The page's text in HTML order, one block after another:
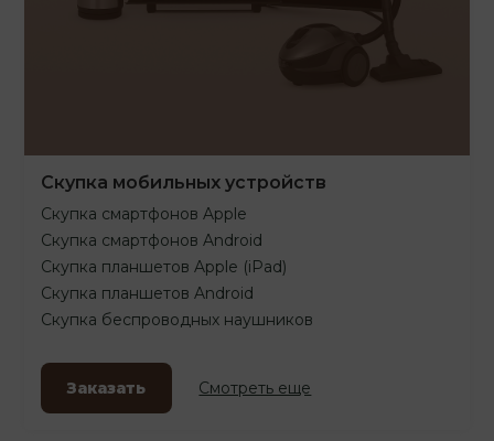
Скупка мобильных устройств
Скупка смартфонов Apple
Скупка смартфонов Android
Скупка планшетов Apple (iPad)
Скупка планшетов Android
Скупка беспроводных наушников
Заказать Смотреть еще